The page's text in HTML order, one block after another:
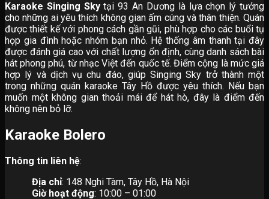
Karaoke Singing Skytại 93 An Dương là lựa chọn lý tưởng
cho những ai yêu thích không gian ấm cúng và thân thiện. Quán
được thiết kế với phong cách gần gũi, phù hợp cho các buổi tụ
họp gia đình hoặc nhóm bạn nhỏ. Hệ thống âm thanh tại đây
được đánh giá cao với chất lượng ổn định, cùng danh sách bài
hát phong phú, từ nhạc Việt đến quốc tế. Điểm cộng là mức giá
hợp lý và dịch vụ chu đáo, giúp Singing Sky trở thành một
trong những quán karaoke Tây Hồ được yêu thích. Nếu bạn
muốn một không gian thoải mái để hát hò, đây là điểm đến
không nên bỏ lỡ.
Karaoke Bolero
Thông tin liên hệ:
Địa chỉ: 148 Nghi Tàm, Tây Hồ, Hà Nội
Giờ hoạt động: 10:00 – 01:00